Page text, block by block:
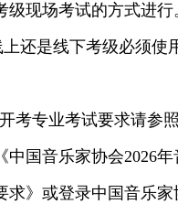
级现场考试的方式进行
上还是线下考级必须使
开考专业考试要求请参
中国音乐家协会2026
求》或登录中国音乐家